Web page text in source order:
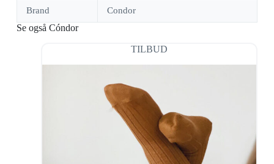
Brand Condor
Se også Cóndor
TILBUD